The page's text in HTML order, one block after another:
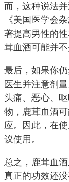
而，这种说法
《美国医学会
著提高男性的
茸血酒可能并不
最后，如果你
医生并注意剂
头痛、恶心、
物，鹿茸血酒
应。因此，在
议使用。
总之，鹿茸血
真正的功效还